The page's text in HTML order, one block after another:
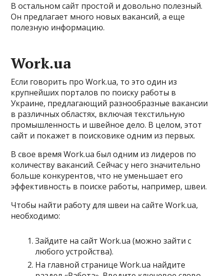
В остальном сайт простой и довольно полезный.
Он предлагает много новых вакансий, а еще
полезную информацию.
Work.ua
Если говорить про Work.ua, то это один из
крупнейших порталов по поиску работы в
Украине, предлагающий разнообразные вакансии
в различных областях, включая текстильную
промышленность и швейное дело. В целом, этот
сайт и покажет в поисковике одним из первых.
В свое время Work.ua был одним из лидеров по
количеству вакансий. Сейчас у него значительно
больше конкурентов, что не уменьшает его
эффективность в поиске работы, например, швеи.
Чтобы найти работу для швеи на сайте Work.ua,
необходимо:
Зайдите на сайт Work.ua (можно зайти с
любого устройства).
На главной странице Work.ua найдите